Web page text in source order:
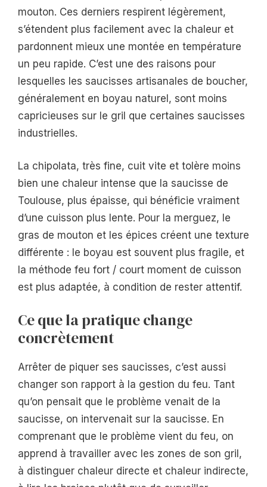
mouton. Ces derniers respirent légèrement,
s’étendent plus facilement avec la chaleur et
pardonnent mieux une montée en température
un peu rapide. C’est une des raisons pour
lesquelles les saucisses artisanales de boucher,
généralement en boyau naturel, sont moins
capricieuses sur le gril que certaines saucisses
industrielles.
La chipolata, très fine, cuit vite et tolère moins
bien une chaleur intense que la saucisse de
Toulouse, plus épaisse, qui bénéficie vraiment
d’une cuisson plus lente. Pour la merguez, le
gras de mouton et les épices créent une texture
différente : le boyau est souvent plus fragile, et
la méthode feu fort / court moment de cuisson
est plus adaptée, à condition de rester attentif.
Ce que la pratique change
concrètement
Arrêter de piquer ses saucisses, c’est aussi
changer son rapport à la gestion du feu. Tant
qu’on pensait que le problème venait de la
saucisse, on intervenait sur la saucisse. En
comprenant que le problème vient du feu, on
apprend à travailler avec les zones de son gril,
à distinguer chaleur directe et chaleur indirecte,